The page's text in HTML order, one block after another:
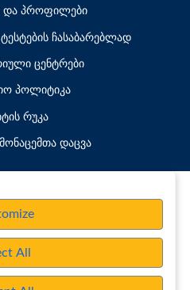
და პროფილები
ჩასაბარებლად
ცენტრები
პოლიტიკა
რუკა
დაცვა
All